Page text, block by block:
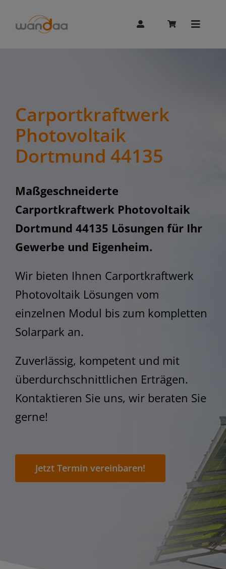
content
Toggle
Unitree
Booster
Whalesbot
STEM
Carportkraftwerk
Photovoltaik
Dortmund 44135
Maßgeschneiderte
Carportkraftwerk Photovoltaik
Dortmund 44135 Lösungen für Ihr
Gewerbe und Eigenheim.
Wir bieten Ihnen Carportkraftwerk
Photovoltaik Lösungen vom
einzelnen Modul bis zum kompletten
Solarpark an.
Zuverlässig, kompetent und mit
überdurchschnittlichen Erträgen.
Kontaktieren Sie uns, wir beraten Sie
gerne!
Jetzt Termin vereinbaren!